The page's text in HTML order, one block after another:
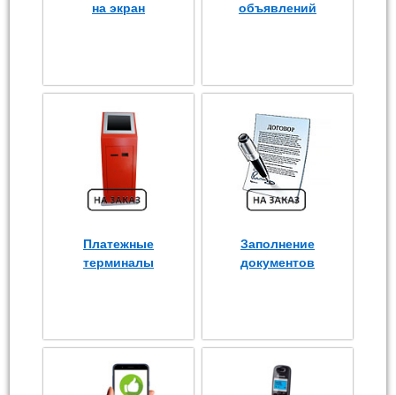
на экран
объявлений
Платежные
терминалы
Заполнение
документов